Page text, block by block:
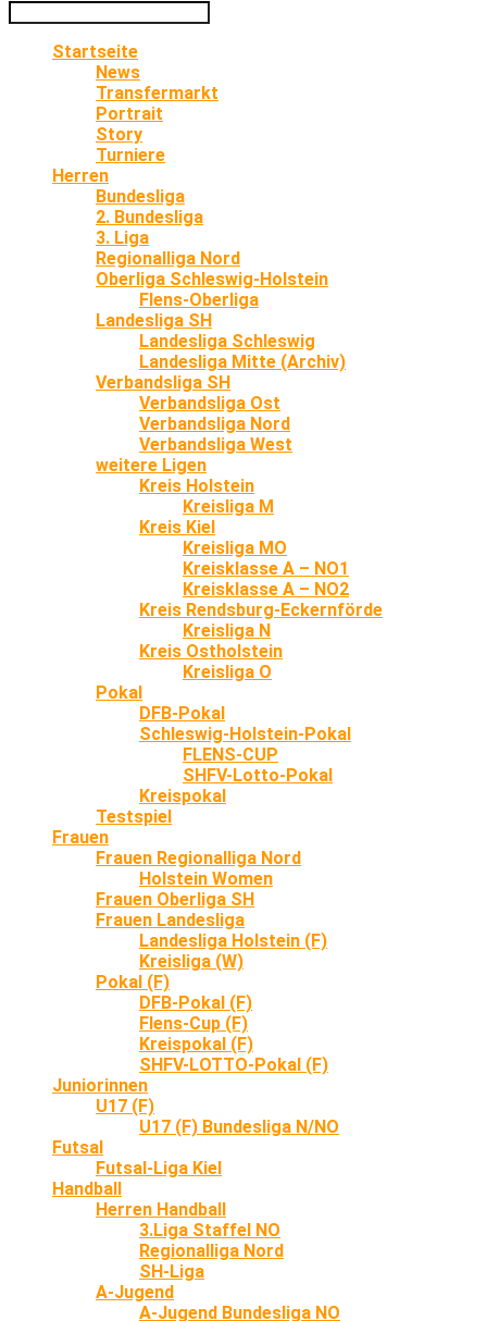
Startseite
News
Transfermarkt
Portrait
Story
Turniere
Herren
Bundesliga
2. Bundesliga
3. Liga
Regionalliga Nord
Oberliga Schleswig-Holstein
Flens-Oberliga
Landesliga SH
Landesliga Schleswig
Landesliga Mitte (Archiv)
Verbandsliga SH
Verbandsliga Ost
Verbandsliga Nord
Verbandsliga West
weitere Ligen
Kreis Holstein
Kreisliga M
Kreis Kiel
Kreisliga MO
Kreisklasse A – NO1
Kreisklasse A – NO2
Kreis Rendsburg-Eckernförde
Kreisliga N
Kreis Ostholstein
Kreisliga O
Pokal
DFB-Pokal
Schleswig-Holstein-Pokal
FLENS-CUP
SHFV-Lotto-Pokal
Kreispokal
Testspiel
Frauen
Frauen Regionalliga Nord
Holstein Women
Frauen Oberliga SH
Frauen Landesliga
Landesliga Holstein (F)
Kreisliga (W)
Pokal (F)
DFB-Pokal (F)
Flens-Cup (F)
Kreispokal (F)
SHFV-LOTTO-Pokal (F)
Juniorinnen
U17 (F)
U17 (F) Bundesliga N/NO
Futsal
Futsal-Liga Kiel
Handball
Herren Handball
3.Liga Staffel NO
Regionalliga Nord
SH-Liga
A-Jugend
A-Jugend Bundesliga NO